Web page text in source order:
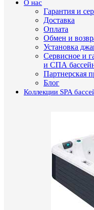
О нас
Гарантия и
Доставка
Оплата
Обмен и
Установка
Сервисное и
и СПА
Партнерская
Блог
Коллекции SPA